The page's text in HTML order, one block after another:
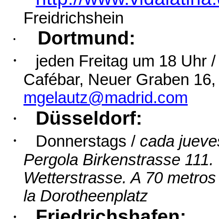
Freidrichshein
·
Dortmund:
·
jeden Freitag um 18 Uhr
Cafébar, Neuer Graben
mgelautz@madrid.com
·
Düsseldorf:
·
Donnerstags / cada
Pergola Birkenstrasse
Wetterstrasse. A 70
la Dorotheenplatz